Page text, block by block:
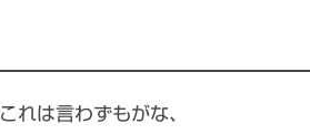
これは言わずもがな、